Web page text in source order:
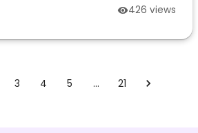
426 views
3 4 5 … 21